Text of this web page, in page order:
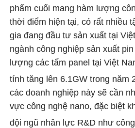
phẩm cuối mang hàm lượng
thời điểm hiện tại, có rất nhiều
gia đang đầu tư sản xuất tại
ngành công nghiệp sản xuất
lượng các tấm panel tại Việt
tính tăng lên 6.1GW trong năm
các doanh nghiệp này sẽ cần
vực công nghệ nano, đặc biệt
đội ngũ nhân lực R&D như